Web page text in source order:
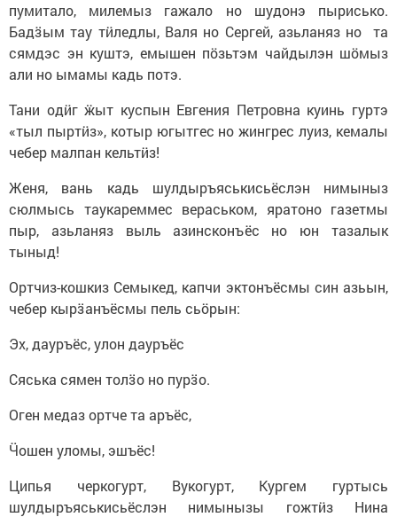
пумитало, милемыз гажало но шудонэ пырисько.
Бадӟым тау тӥледлы, Валя но Сергей, азьланяз но та
сямдэс эн куштэ, емышен пӧзьтэм чайдылэн шӧмыз
али но ымамы кадь потэ.
Тани одӥг ӝыт куспын Евгения Петровна куинь гуртэ
«тыл пыртӥз», котыр югытгес но жингрес луиз, кемалы
чебер малпан кельтӥз!
Женя, вань кадь шулдыръяськисьёслэн нимыныз
сюлмысь таукареммес вераськом, яратоно газетмы
пыр, азьланяз выль азинсконъёс но юн тазалык
тыныд!
Ортчиз-кошкиз Семыкед, капчи эктонъёсмы син азьын,
чебер кырӟанъёсмы пель сьӧрын:
Эх, дауръёс, улон дауръёс
Сяська сямен толӟо но пурӟо.
Оген медаз ортче та аръёс,
Ӵошен уломы, эшъёс!
Ципья черкогурт, Вукогурт, Кургем гуртысь
шулдыръяськисьёслэн нимынызы гожтӥз Нина